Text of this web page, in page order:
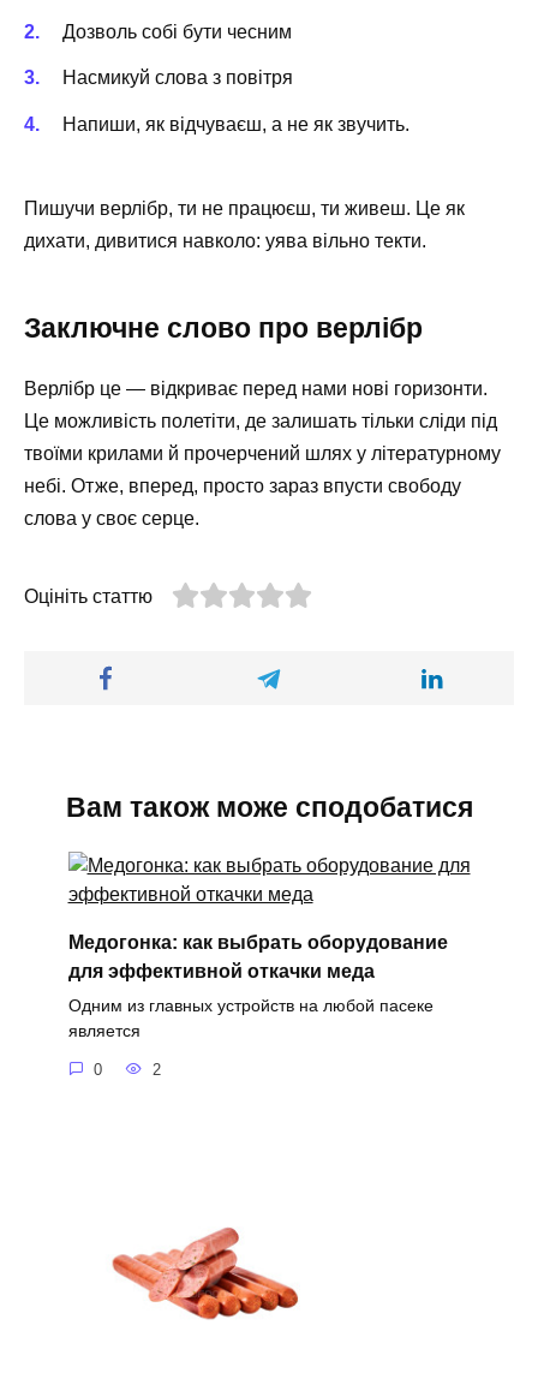
Дозволь собі бути чесним
Насмикуй слова з повітря
Напиши, як відчуваєш, а не як звучить.
Пишучи верлібр, ти не працюєш, ти живеш. Це як
дихати, дивитися навколо: уява вільно текти.
Заключне слово про верлібр
Верлібр це — відкриває перед нами нові горизонти.
Це можливість полетіти, де залишать тільки сліди під
твоїми крилами й прочерчений шлях у літературному
небі. Отже, вперед, просто зараз впусти свободу
слова у своє серце.
Оцініть статтю
Вам також може сподобатися
Медогонка: как выбрать оборудование
для эффективной откачки меда
Одним из главных устройств на любой пасеке
является
0 2